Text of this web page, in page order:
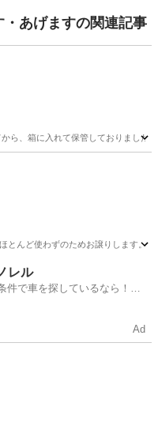
あげますの関連記事
ら、箱に入れて保管しておりまし
とんど使わずのためお譲りします。
パナソニック
レル
件で車を探しているなら！金
Ad